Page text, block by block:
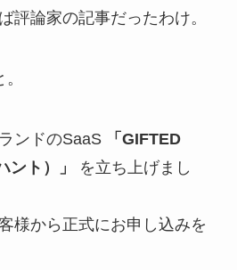
評論家の記事だったわけ。
ンドのSaaS
「GIFTED
ント）」
を立ち上げまし
様から正式にお申し込みを